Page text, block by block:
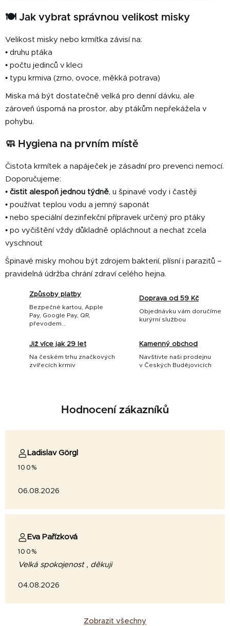
🍽️ Jak vybrat správnou velikost misky
Velikost misky nebo krmítka závisí na:
• druhu ptáka
• počtu jedinců v kleci
• typu krmiva (zrno, ovoce, měkká potrava)
Miska má být dostatečně velká pro denní dávku, ale
zároveň úsporná na prostor, aby ptákům nepřekážela v
pohybu.
🧼 Hygiena na prvním místě
Čistota krmítek a napáječek je zásadní pro prevenci nemocí.
Doporučujeme:
• čistit alespoň jednou týdně, u špinavé vody i častěji
• používat teplou vodu a jemný saponát
• nebo speciální dezinfekční přípravek určený pro ptáky
• po vyčištění vždy důkladně opláchnout a nechat zcela
vyschnout
Špinavé misky mohou být zdrojem bakterií, plísní i parazitů –
pravidelná údržba chrání zdraví celého hejna.
Způsoby platby
Bezpečné kartou, Apple
Pay, Google Pay, QR,
převodem...
Doprava od 59 Kč
Objednávku vám doručíme
kurýrní službou
Již více jak 29 let
Na českém trhu značkových
zvířecích krmiv
Kamenný obchod
Navštivte naši prodejnu
v Českých Budějovicích
Hodnocení zákazníků
Ladislav Görgl
100%
06.08.2026
Eva Pařízková
100%
Velká spokojenost , děkuji
04.08.2026
Zobrazit všechny